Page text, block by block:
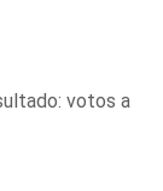
votos a